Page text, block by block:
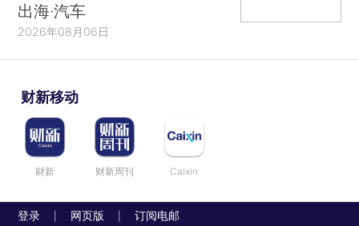
出海·汽车
2026年08月06日
财新移动
财新 财新周刊 Caixin
登录 网页版 订阅电邮